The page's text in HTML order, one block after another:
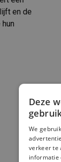
en de
Deze
We
verkeer te
informatie